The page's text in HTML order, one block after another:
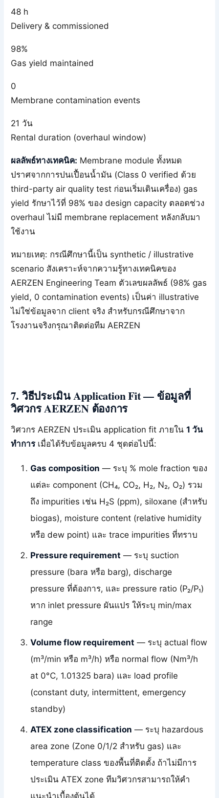
48 h
Delivery & commissioned
98%
Gas yield maintained
0
Membrane contamination events
21 วัน
Rental duration (overhaul window)
ผลลัพธ์ทางเทคนิค: Membrane module ทั้งหมด
ปราศจากการปนเปื้อนน้ำมัน (Class 0 verified ด้วย
third-party air quality test ก่อนเริ่มเดินเครื่อง) gas
yield รักษาไว้ที่ 98% ของ design capacity ตลอดช่วง
overhaul ไม่มี membrane replacement หลังกลับมา
ใช้งาน
หมายเหตุ: กรณีศึกษานี้เป็น synthetic / illustrative
scenario สังเคราะห์จากความรู้ทางเทคนิคของ
AERZEN Engineering Team ตัวเลขผลลัพธ์ (98% gas
yield, 0 contamination events) เป็นค่า illustrative
ไม่ใช่ข้อมูลจาก client จริง สำหรับกรณีศึกษาจาก
โรงงานจริงกรุณาติดต่อทีม AERZEN
7. วิธีประเมิน Application Fit — ข้อมูลที่
วิศวกร AERZEN ต้องการ
วิศวกร AERZEN ประเมิน application fit ภายใน1 วัน
ทำการเมื่อได้รับข้อมูลครบ 4 ชุดต่อไปนี้:
Gas composition — ระบุ % mole fraction ของ
แต่ละ component (CH₄, CO₂, H₂, N₂, O₂) รวม
ถึง impurities เช่น H₂S (ppm), siloxane (สำหรับ
biogas), moisture content (relative humidity
หรือ dew point) และ trace impurities ที่ทราบ
Pressure requirement — ระบุ suction
pressure (bara หรือ barg), discharge
pressure ที่ต้องการ, และ pressure ratio (P₂/P₁)
หาก inlet pressure ผันแปร ให้ระบุ min/max
range
Volume flow requirement — ระบุ actual flow
(m³/min หรือ m³/h) หรือ normal flow (Nm³/h
at 0°C, 1.01325 bara) และ load profile
(constant duty, intermittent, emergency
standby)
ATEX zone classification — ระบุ hazardous
area zone (Zone 0/1/2 สำหรับ gas) และ
temperature class ของพื้นที่ติดตั้ง ถ้าไม่มีการ
ประเมิน ATEX zone ทีมวิศวกรสามารถให้คำ
แนะนำเบื้องต้นได้